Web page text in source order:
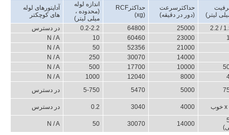
حداکثرسرعت
(دور در دقیقه)
حداکثرRCF
(xg)
اندازه لوله
(محدوده ،
میلی لیتر)
آداپتورهای لوله
های کوچکتر
25000
64800
0.2-2.2
در دسترس
23000
60460
10
N / A
21000
52356
50
N / A
14000
30070
250
N / A
10000
17700
500
N / A
8000
12040
1000
N / A
5000
5470
5-750 در دسترس
4000
3040
0.2
در دسترس
14000
30070
50
N / A